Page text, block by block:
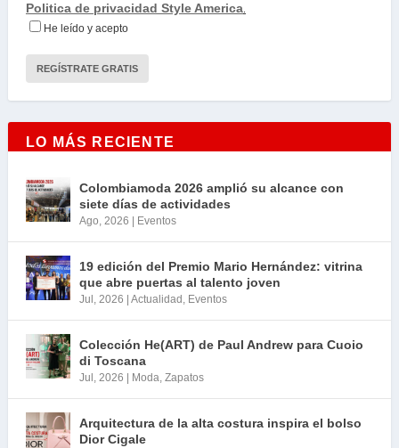
Politica de privacidad Style America.
He leído y acepto
LO MÁS RECIENTE
Colombiamoda 2026 amplió su alcance con
siete días de actividades
Ago, 2026 Eventos
19 edición del Premio Mario Hernández: vitrina
que abre puertas al talento joven
Jul, 2026 Actualidad , Eventos
Colección He(ART) de Paul Andrew para Cuoio
di Toscana
Jul, 2026 Moda, Zapatos
Arquitectura de la alta costura inspira el bolso
Dior Cigale